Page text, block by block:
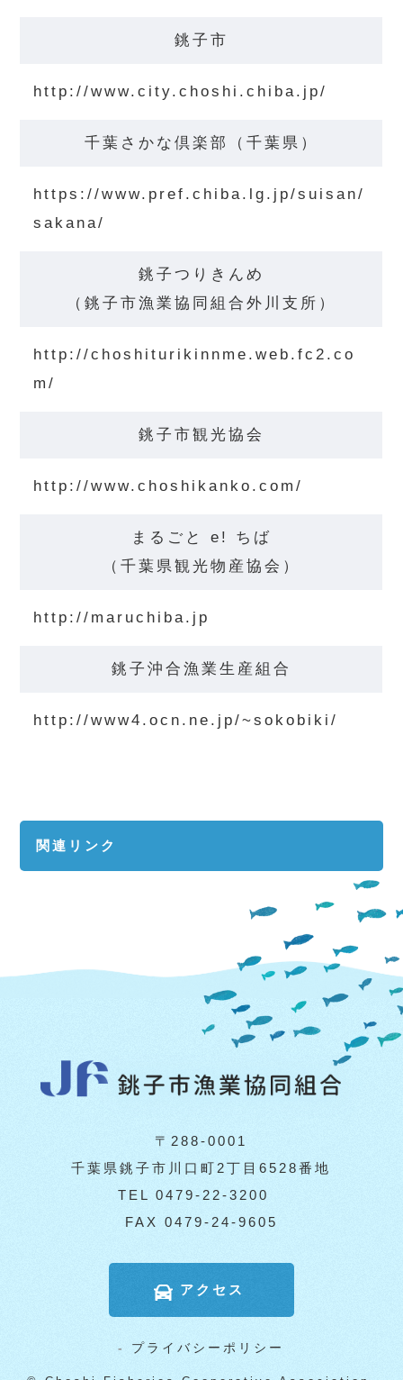
銚子市
http://www.city.choshi.chiba.jp/
千葉さかな倶楽部（千葉県）
https://www.pref.chiba.lg.jp/suisan/
sakana/
銚子つりきんめ
（銚子市漁業協同組合外川支所）
http://choshiturikinnme.web.fc2.co
m/
銚子市観光協会
http://www.choshikanko.com/
まるごと e! ちば
（千葉県観光物産協会）
http://maruchiba.jp
銚子沖合漁業生産組合
http://www4.ocn.ne.jp/~sokobiki/
関連リンク
〒288-0001
千葉県銚子市川口町2丁目6528番地
TEL 0479-22-3200
FAX 0479-24-9605
アクセス
- プライバシーポリシー